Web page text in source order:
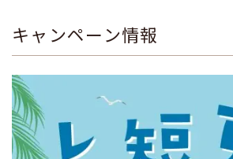
キャンペーン情報